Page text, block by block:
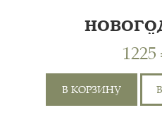
1225
В КОРЗИНУ